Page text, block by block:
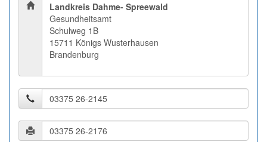
Landkreis Dahme- Spreewald
Gesundheitsamt
Schulweg 1B
15711 Königs Wusterhausen
Brandenburg